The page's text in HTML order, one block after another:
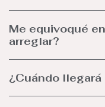
Me equivoqué
arreglar?
¿Cuándo llegará